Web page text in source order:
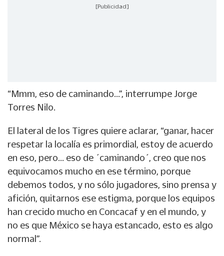
[Publicidad]
“Mmm, eso de caminando...”, interrumpe Jorge
Torres Nilo.
El lateral de los Tigres quiere aclarar, “ganar, hacer
respetar la localía es primordial, estoy de acuerdo
en eso, pero... eso de ´caminando´, creo que nos
equivocamos mucho en ese término, porque
debemos todos, y no sólo jugadores, sino prensa y
afición, quitarnos ese estigma, porque los equipos
han crecido mucho en Concacaf y en el mundo, y
no es que México se haya estancado, esto es algo
normal”.